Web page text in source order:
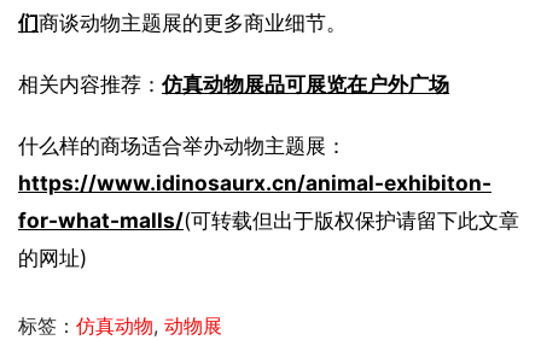
们商谈动物主题展的更多商业细节。
相关内容推荐： 仿真动物展品可展览在户外广场
什么样的商场适合举办动物主题展：
https://www.idinosaurx.cn/animal-exhibiton-
for-what-malls/(可转载但出于版权保护请留下此文章
的网址)
标签： 仿真动物, 动物展